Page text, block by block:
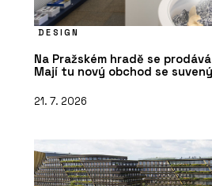
DESIGN
Na Pražském hradě se
Mají tu nový obchod se
21. 7. 2026